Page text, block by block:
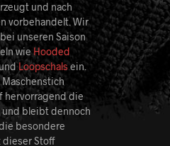
und nach
vorbehandelt. Wir
unseren Saison
wieHooded
Loopschalsein.
hervorragend die
und bleibt dennoch
besondere
dieser Stoff